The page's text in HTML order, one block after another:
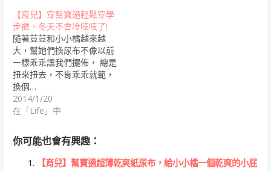
【育兒】穿幫寶適輕鬆穿學
步褲，冬天不會冷吱吱了!
隨著荳荳和小小橘越來越
大，幫她們換尿布不像以前
一樣乖乖讓我們擺佈， 總是
扭來扭去，不肯乖乖就範，
換個…
2014/1/20
在「Life」中
你可能也會有興趣：
【育兒】幫寶適超薄乾爽紙尿布，給小小橘一個乾爽的小屁